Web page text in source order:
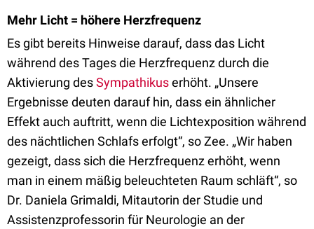
Mehr Licht = höhere Herzfrequenz
Es gibt bereits Hinweise darauf, dass das Licht
während des Tages die Herzfrequenz durch die
Aktivierung desSympathikuserhöht. „Unsere
Ergebnisse deuten darauf hin, dass ein ähnlicher
Effekt auch auftritt, wenn die Lichtexposition während
des nächtlichen Schlafs erfolgt“, so Zee. „Wir haben
gezeigt, dass sich die Herzfrequenz erhöht, wenn
man in einem mäßig beleuchteten Raum schläft“, so
Dr. Daniela Grimaldi, Mitautorin der Studie und
Assistenzprofessorin für Neurologie an der